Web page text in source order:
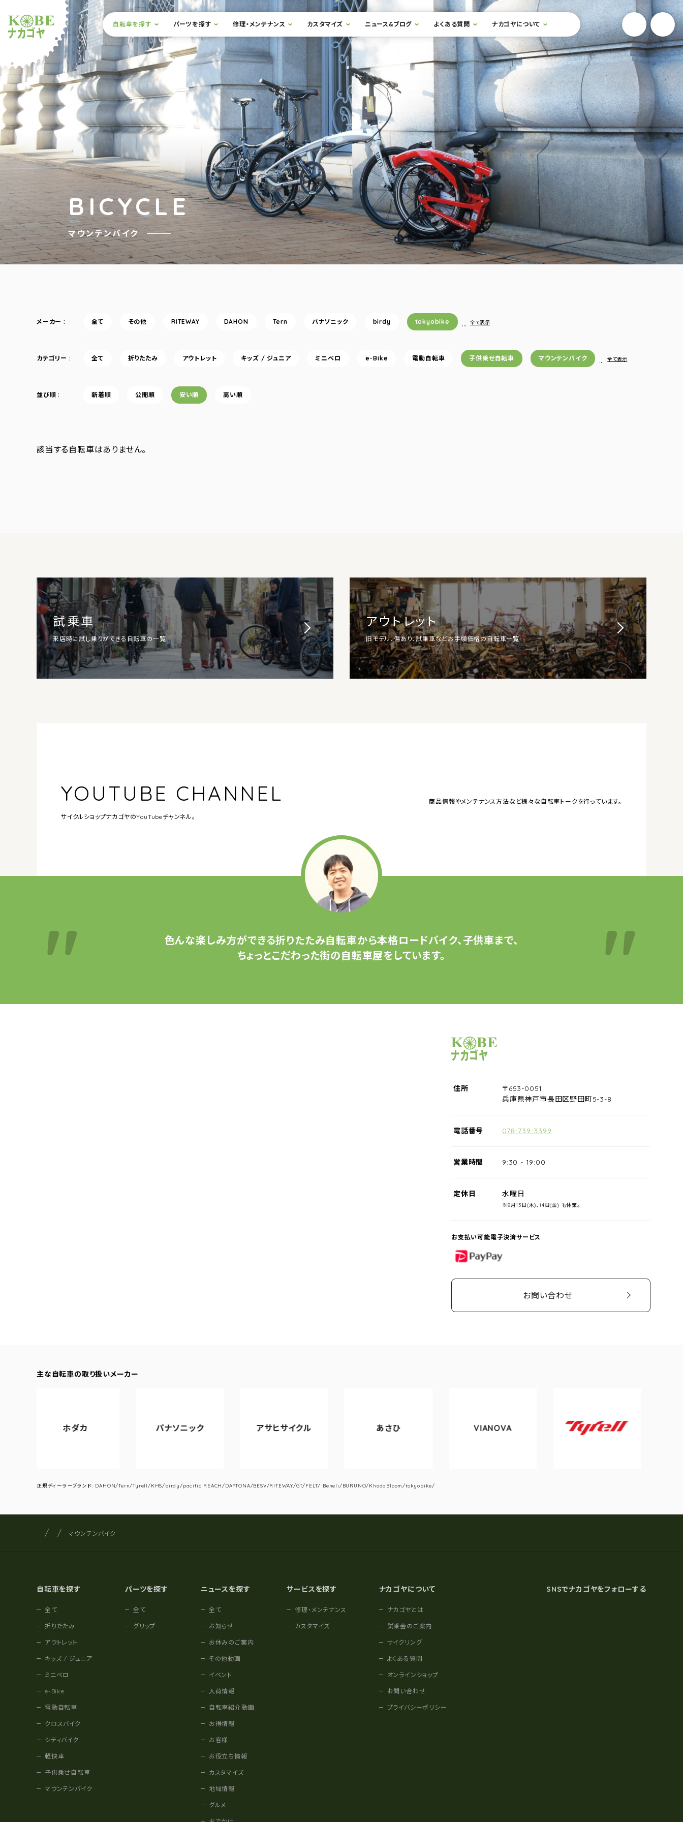
ショップナカゴヤ
サイト内メニュー
本文までスキップ
自転車を探す パーツを探す 修理・メンテナンス カスタマイズ ニュース&ブログ よくある質問 ナカゴヤについて 検索フォームを開閉する YouTube
BICYCLE
マウンテンバイク
メーカー 全て その他 RITEWAY DAHON Tern パナソニック birdy tokyobike … 全て表示
カテゴリー 全て 折りたたみ アウトレット キッズ / ジュニア ミニベロ e-Bike 電動自転車 子供乗せ自転車 マウンテンバイク … 全て表示
並び順 新着順 公開順 安い順 高い順
該当する自転車はありません。
試乗車
来店時に試し乗りができる自転車の一覧
アウトレット
旧モデル、傷あり、試乗車などお手頃価格の自転車一覧
YOUTUBE CHANNEL
サイクルショップナカゴヤのYouTubeチャンネル。
商品情報やメンテナンス方法など様々な自転車トークを行っています。
色んな楽しみ方ができる折りたたみ自転車から本格ロードバイク、子供車まで、
ちょっとこだわった街の自転車屋をしています。
サイクルショップナカゴヤ
住所
〒653-0051
兵庫県神戸市長田区野田町5-3-8
電話番号 078-739-3399
営業時間 9:30 - 19:00
定休日 水曜日
※8月13日(木)、14日(金) も休業。
お支払い可能電子決済サービス
PayPay
お問い合わせ
主な自転車の取り扱いメーカー
パナソニック アサヒサイクル
Tyrell
正規ディーラーブランド: DAHON/Tern/Tyrell/KHS/birdy/pacific REACH/DAYTONA/BESV/RITEWAY/GT/FELT/ Beneli/BURUNO/KhodaBloom/tokyobike/
サイト内の現在地
サイクルショップナカゴヤ
マウンテンバイク
自転車を探す
全て
折りたたみ
アウトレット
キッズ / ジュニア
ミニベロ
e-Bike
電動自転車
クロスバイク
シティバイク
軽快車
子供乗せ自転車
マウンテンバイク
パーツを探す
全て
グリップ
ニュースを探す
全て
お知らせ
お休みのご案内
その他動画
イベント
入荷情報
自転車紹介動画
お得情報
お客様
お役立ち情報
カスタマイズ
地域情報
グルメ
サービスを探す
修理・メンテナンス
カスタマイズ
ナカゴヤについて
ナカゴヤとは
試乗会のご案内
サイクリング
よくある質問
オンラインショップ
お問い合わせ
プライバシーポリシー
SNSでナカゴヤをフォローする